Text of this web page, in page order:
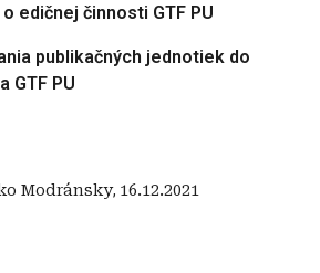
edičnej činnosti GTF PU
publikačných jednotiek do
GTF PU
Modránsky, 16.12.2021